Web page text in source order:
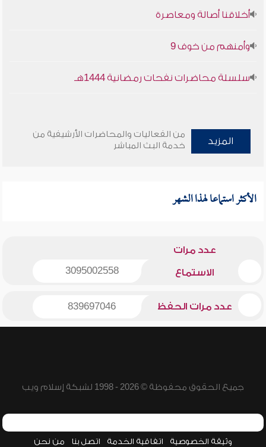
أخلاقنا أصالة ومعاصرة
وأمنهم من خوف 9
سلسلة محاضرات نفحات رمضانية 1444هـ
المزيد
من الفعاليات والمحاضرات الأرشيفية من
خدمة البث المباشر
الأكثر استماعا لهذا الشهر
عدد مرات
الاستماع 3095002558
عدد مرات الحفظ 839697046
جميع الحقوق محفوظة © 2026 - 1998 لشبكة إسلام ويب
وثيقة الخصوصية اتفاقية الخدمة اتصل بنا من نحن